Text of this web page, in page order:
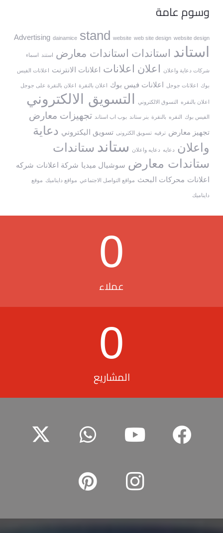
وسوم عامة
Advertising dainamice stand website web site design website design
استاند استاندات استاندات معارض استند اسماء
شركات دعاية واعلان اعلان اعلانات اعلانات الانترنت اعلانات الفيس
بوك اعلانات جوجل اعلانات فيس بوك اعلان بالنقرة اعلان بالنقرة على جوجل
اعلان بالنقره التسوق الالكتروني التسويق الالكتروني
الفيس بوك النقره بالنقرة بنر ستاند بوب اب استاند تجهيزات معارض
تجهيز معارض ترقيه تسويق الكترونى تسويق اليكتروني دعاية
واعلان دعايه دعايه واعلان ستاند ستاندات
ستاندات معارض سوشيال ميديا شركة اعلانات شركه
اعلانات محركات البحث مواقع التواصل الاجتماعي مواقع دايناميك موقع
دايناميك
0
عملاء
0
المشاريع